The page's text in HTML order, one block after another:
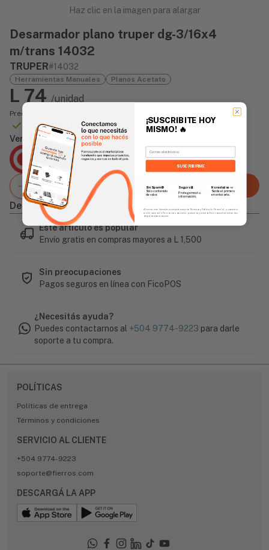
Haz clic en la imagen para alargar
Desarmador plano truper dg-3/16x4
m/trans 14032
TRUPER#14032
Herramientas Manuales Planos Acetato
L 74 /unidad
Precio incluye impuesto sobre ventas
Disponible Online
Vendido Por:
Agencia Global
2 días - Tiempo de Entrega Promedio
Agregar al carrito
Descripción
Este artículo es popular
Envío gratis en compras mayores a L 1,500
Sin preocupaciones
Pagos seguros en línea con FicoPOS
¿Necesitás ayuda?
Puedes contactarnos al +504 9774-9223 para darle
soporte a tu compra.
POLÍTICAS
Políticas de entrega
Términos y condiciones
SERVICIO AL CLIENTE
+504 9774-9223
soporte@fierros.com
DESCARGÁ LA APP
¡SUSCRIBITE HOY
MISMO! 🔥
Email
SUSCRIBIRME
Sin Spam 🚫
Solo contenido
de valor.
Seguro 🔒
Protegemos tu
información.
Novedades 📣
Serás el primero
en enterarte.
Al enviar este formulario, aceptás nuestros Términos y Política de Privacidad, y consentís
recibir correos de Fierros con novedades, productos y eventos. Este consentimiento no es
obligatorio para comprar.